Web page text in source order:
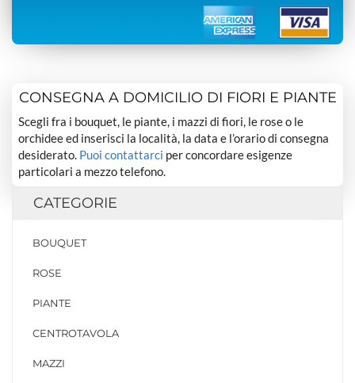
CONSEGNA A DOMICILIO DI FIORI E PIANTE
Scegli fra i bouquet, le piante, i mazzi di fiori, le rose o le
orchidee ed inserisci la località, la data e l’orario di consegna
desiderato. Puoi contattarci per concordare esigenze
particolari a mezzo telefono.
CATEGORIE
BOUQUET
ROSE
PIANTE
CENTROTAVOLA
MAZZI